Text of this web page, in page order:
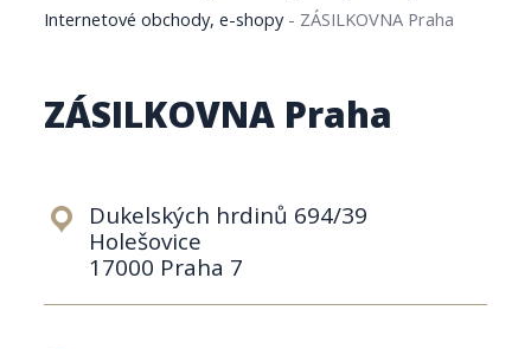
Internetové obchody, e-shopy- ZÁSILKOVNA Praha
ZÁSILKOVNA Praha
Dukelských hrdinů 694/39
Holešovice
17000 Praha 7